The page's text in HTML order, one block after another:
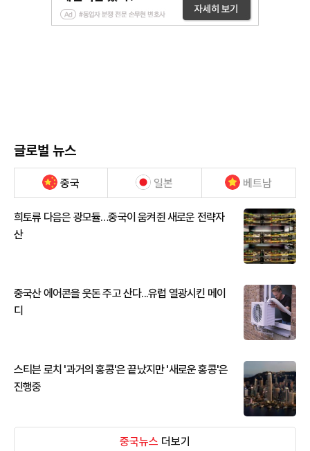
글로벌 뉴스
중국 일본 베트남
희토류 다음은 광모듈…중국이 움켜쥔 새로운 전략자
산
중국산 에어콘을 웃돈 주고 산다...유럽 열광시킨 메이
디
스티븐 로치 '과거의 홍콩'은 끝났지만 '새로운 홍콩'은
진행중
중국뉴스 더보기